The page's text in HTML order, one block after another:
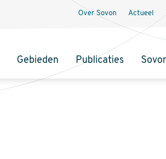
Gebieden Publicaties
Over Sovon Actueel